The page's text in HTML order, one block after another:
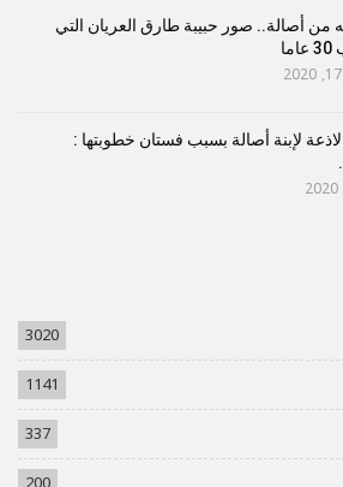
من أصالة.. صور حبيبة طارق العريان التي
لاذعة لإبنة أصالة بسبب فستان خطوبتها :
3020
1141
337